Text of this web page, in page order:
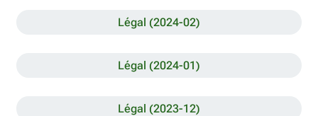
Légal (2024-02)
Légal (2024-01)
Légal (2023-12)